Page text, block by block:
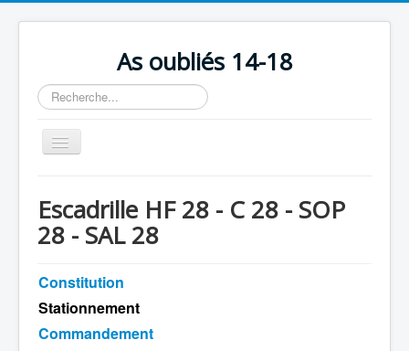
As oubliés 14-18
Rechercher
Basculer
la
Chronologie
Escadrilles
Organisation
Avions
Personnels
Escadrille HF 28 - C 28 - SOP
28 - SAL 28
Constitution
Stationnement
Commandement